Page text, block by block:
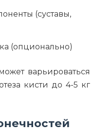
(суставы,
(опционально)
варьироваться
кисти до 4-5 кг